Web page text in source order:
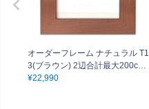
オーダーフレーム ナチュラル T1
3(ブラウン) 2辺合計最大200cm
までOK
¥22,990